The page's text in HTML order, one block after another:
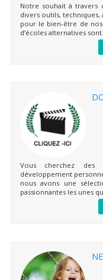
Notre souhait à travers
divers outils, techniques,
pour le bien-être de nos
d’écoles alternatives sont...
Vous cherchez des
développement
nous avons une
passionnantes les unes